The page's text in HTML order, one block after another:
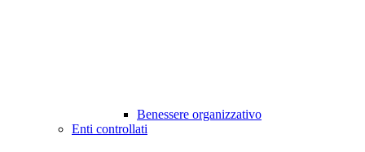
Benessere organizzativo
Enti controllati